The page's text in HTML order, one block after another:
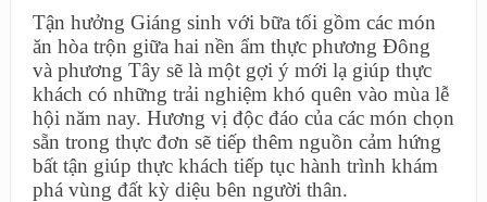
Tận hưởng Giáng sinh với bữa tối gồm các món
ăn hòa trộn giữa hai nền ẩm thực phương Đông
và phương Tây sẽ là một gợi ý mới lạ giúp thực
khách có những trải nghiệm khó quên vào mùa lễ
hội năm nay. Hương vị độc đáo của các món chọn
sẵn trong thực đơn sẽ tiếp thêm nguồn cảm hứng
bất tận giúp thực khách tiếp tục hành trình khám
phá vùng đất kỳ diệu bên người thân.